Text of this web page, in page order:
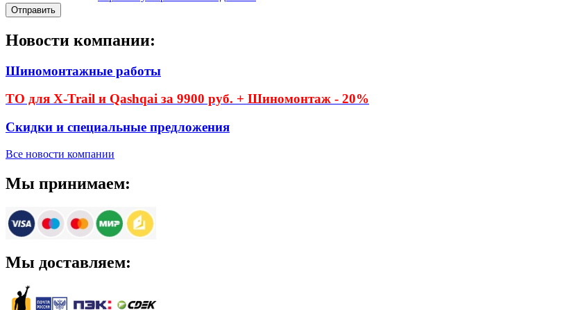
Новости компании:
Шиномонтажные работы
ТО для X-Trail и Qashqai за 9900 руб. + Шиномонтаж - 20%
Скидки и специальные предложения
Все новости компании
Мы принимаем:
Мы доставляем: